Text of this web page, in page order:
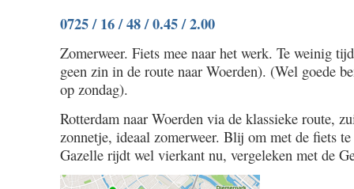
/
1.30
0725 / 16 / 48 / 0.45 / 2.00
Zomerweer. Fiets mee naar het werk. Te weinig
geen zin in de route naar Woerden). (Wel goede
op zondag).
Rotterdam naar Woerden via de klassieke route,
zonnetje, ideaal zomerweer. Blij om met de fiets
Gazelle rijdt wel vierkant nu, vergeleken met de